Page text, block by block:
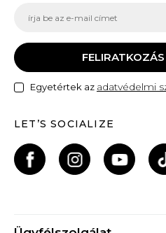
Egyetértek az adatvédelmi
LET’S SOCIALIZE